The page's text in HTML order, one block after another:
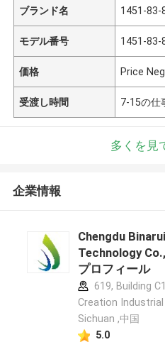
ブランド名 1451-83-
モデル番号 1451-83-
価格 Price
受渡し時間 7-15の仕
多くを見
企業情報
Chengdu
Technology
プロフィール
619, Building
Creation Industrial
Sichuan ,中国
5.0